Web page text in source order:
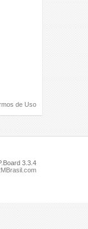
de Uso
3.3.4